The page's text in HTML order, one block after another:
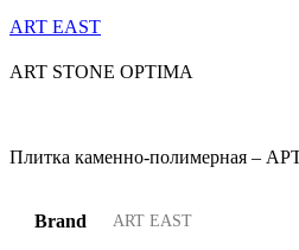
ART EAST
ART STONE OPTIMA
Плитка каменно-полимерная –
Brand ART EAST